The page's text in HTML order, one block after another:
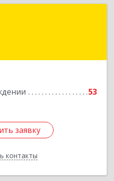
53
заявку
контакты
р-н, Энем
заявку